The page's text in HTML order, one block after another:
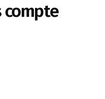
compte